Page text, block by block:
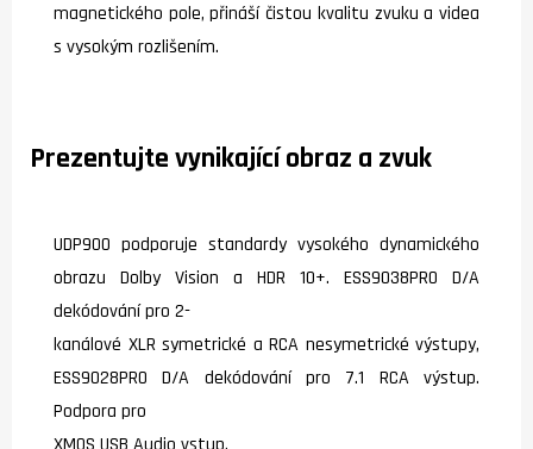
magnetického pole, přináší čistou kvalitu zvuku a videa
s vysokým rozlišením.
Prezentujte vynikající obraz a zvuk
UDP900 podporuje standardy vysokého dynamického
obrazu Dolby Vision a HDR 10+. ESS9038PRO D/A
dekódování pro 2-
kanálové XLR symetrické a RCA nesymetrické výstupy,
ESS9028PRO D/A dekódování pro 7.1 RCA výstup.
Podpora pro